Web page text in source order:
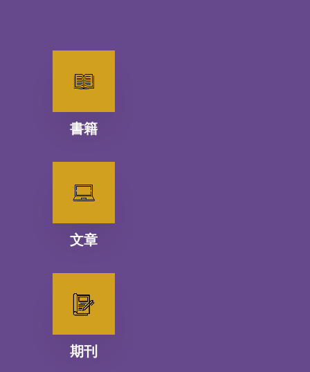
書籍
文章
期刊